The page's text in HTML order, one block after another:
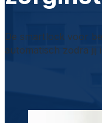
De smartlock voor
automatisch zodra jij